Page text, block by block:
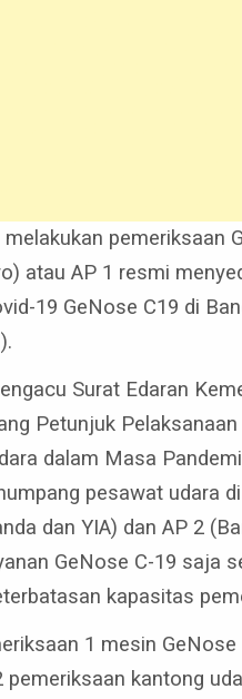
pemeriksaan
atau AP 1 resmi
19 GeNose C19 di
Surat Edaran
Petunjuk
dalam Masa
pesawat udara
dan YIA) dan AP 2
GeNose C-19 saja
kapasitas
1 mesin
pemeriksaan kantong